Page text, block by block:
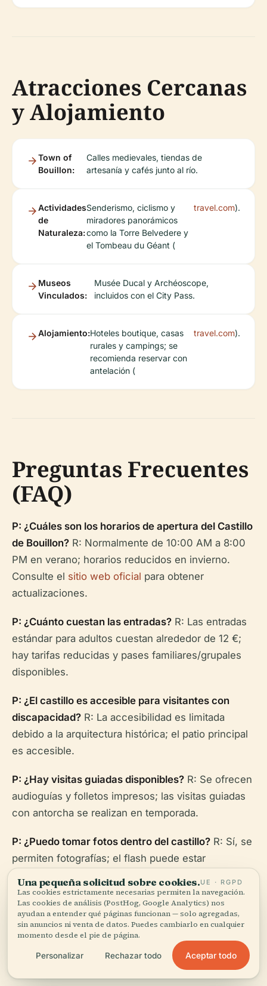
Atracciones Cercanas
y Alojamiento
Town of
Bouillon:
Calles medievales, tiendas de
artesanía y cafés junto al río.
Actividades
de
Naturaleza:
Senderismo, ciclismo y
miradores panorámicos
como la Torre Belvedere y
el Tombeau du Géant (
travel.com).
Museos
Vinculados:
Musée Ducal y Archéoscope,
incluidos con el City Pass.
Alojamiento:Hoteles boutique, casas
rurales y campings; se
recomienda reservar con
antelación (
travel.com).
Preguntas Frecuentes
(FAQ)
P: ¿Cuáles son los horarios de apertura del Castillo
de Bouillon? R: Normalmente de 10:00 AM a 8:00
PM en verano; horarios reducidos en invierno.
Consulte el sitio web oficial para obtener
actualizaciones.
P: ¿Cuánto cuestan las entradas? R: Las entradas
estándar para adultos cuestan alrededor de 12 €;
hay tarifas reducidas y pases familiares/grupales
disponibles.
P: ¿El castillo es accesible para visitantes con
discapacidad? R: La accesibilidad es limitada
debido a la arquitectura histórica; el patio principal
es accesible.
P: ¿Hay visitas guiadas disponibles? R: Se ofrecen
audioguías y folletos impresos; las visitas guiadas
con antorcha se realizan en temporada.
P: ¿Puedo tomar fotos dentro del castillo? R: Sí, se
permiten fotografías; el flash puede estar
P: ¿Dónde puedo aparcar?R: Aparcamiento
gratuito en la colina (llegue temprano), o utilice el
aparcamiento de Faubourg de France cercano.
Una pequeña solicitud sobre cookies.UE · RGPD
Las cookies estrictamente necesarias permiten la navegación.
Las cookies de análisis (PostHog, Google Analytics) nos
ayudan a entender qué páginas funcionan — solo agregadas,
sin anuncios ni venta de datos. Puedes cambiarlo en cualquier
momento desde el pie de página.
Personalizar Rechazar todo Aceptar todo